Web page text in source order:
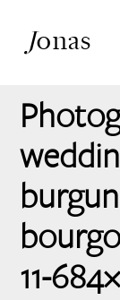
Jonas
A
11-